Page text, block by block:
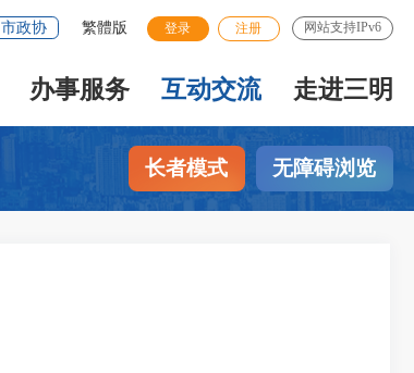
市政协 繁體版 登录 注册 网站支持IPv6
办事服务 互动交流 走进三明
长者模式 无障碍浏览